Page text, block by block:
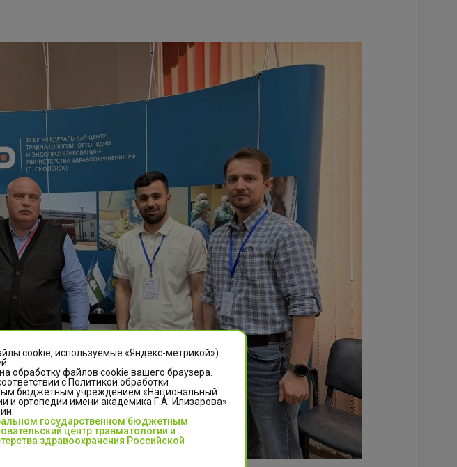
cookie, используемые «Яндекс-метрикой»).
обработку файлов cookie вашего браузера.
с Политикой обработки
бюджетным учреждением «Национальный
и ортопедии имени академика Г.А. Илизарова»
государственном бюджетным
центр травматологии и
здравоохранения Российской